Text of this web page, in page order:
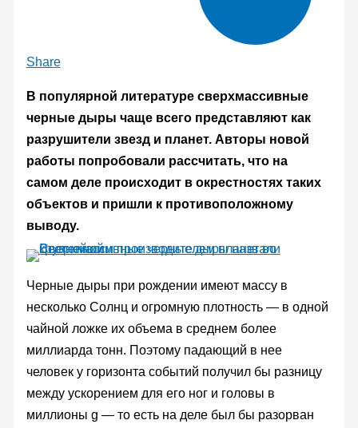
Share
В популярной литературе сверхмассивные
черные дыры чаще всего представляют как
разрушители звезд и планет. Авторы новой
работы попробовали рассчитать, что на
самом деле происходит в окрестностях таких
объектов и пришли к противоположному
выводу.
Черные дыры при рождении имеют массу в
несколько Солнц и огромную плотность — в одной
чайной ложке их объема в среднем более
миллиарда тонн. Поэтому падающий в нее
человек у горизонта событий получил бы разницу
между ускорением для его ног и головы в
миллионы g — то есть на деле был бы разорван